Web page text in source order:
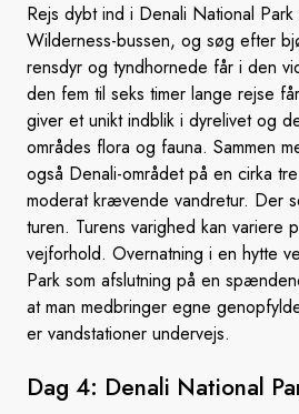
Rejs dybt ind i Denali National Park
Wilderness-bussen, og søg efter
rensdyr og tyndhornede får i den
den fem til seks timer lange rejse
giver et unikt indblik i dyrelivet og
områdes flora og fauna. Sammen
også Denali-området på en cirka
moderat krævende vandretur. Der
turen. Turens varighed kan variere
vejforhold. Overnatning i en hytte
Park som afslutning på en
at man medbringer egne
er vandstationer undervejs.
Dag 4: Denali National